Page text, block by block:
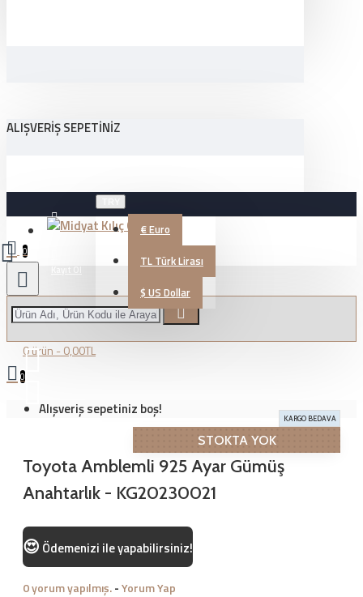
ALIŞVERIŞ SEPETINIZ
Üye Girişi €Euro
TL Türk Lirası
$ US Dollar
0
0 ürün - 0,00TL
0
Alışveriş sepetiniz boş!
KARGO BEDAVA
STOKTA YOK
Toyota Amblemli 925 Ayar Gümüş
Anahtarlık - KG20230021
😍 Ödemenizi ile yapabilirsiniz!
0 yorum yapılmış.-Yorum Yap